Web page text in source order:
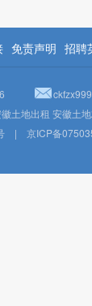
免责声明 招聘
土地出租 安徽土
| 京ICP备